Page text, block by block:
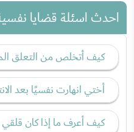
احدث اسئلة قضايا
كيف أتخلص من التعلق
أختي انهارت نفسيًا بعد
كيف أعرف ما إذا كان